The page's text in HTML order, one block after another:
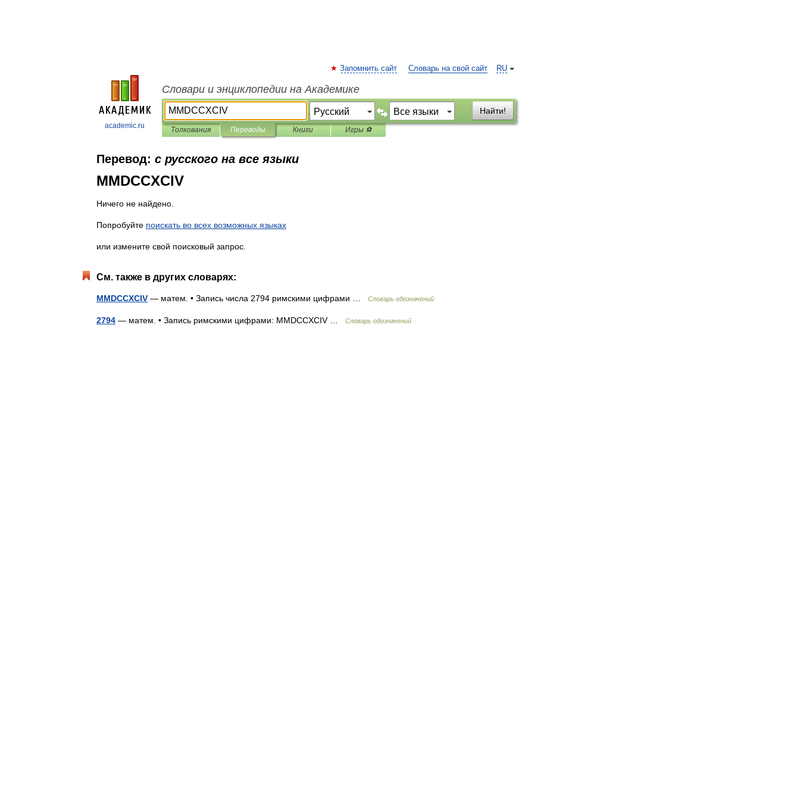
academic.ru
RU
Запомнить сайт Словарь на свой сайт
Словари и энциклопедии на Академике
Найти!
Толкования Переводы Книги Игры ⚽
Перевод: с русского на все языки
MMDCCXCIV
Ничего не найдено.
Попробуйте поискать во всех возможных языках
или измените свой поисковый запрос.
См. также в других словарях:
MMDCCXCIV — матем. • Запись числа 2794 римскими цифрами … Словарь обозначений
2794 — матем. • Запись римскими цифрами: MMDCCXCIV … Словарь обозначений